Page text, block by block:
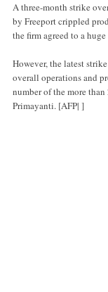
A three-month strike
by Freeport crippled
the firm agreed to a
However, the latest
overall operations and
number of the more
Primayanti. [AFP| ]